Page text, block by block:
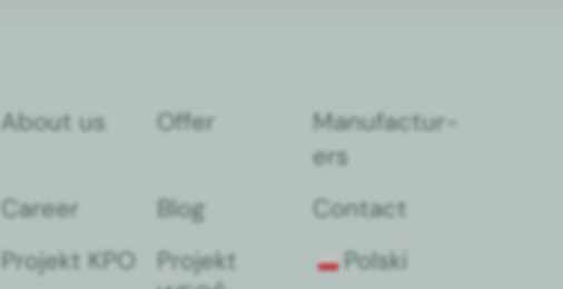
About us Offer
Man­u­fac­tur­
ers
Career
Blog
Con­tact
Pro­jekt KPO
Pro­jekt
Pol­s­ki